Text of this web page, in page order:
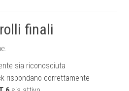
finali
sia riconosciuta
rispondano correttamente